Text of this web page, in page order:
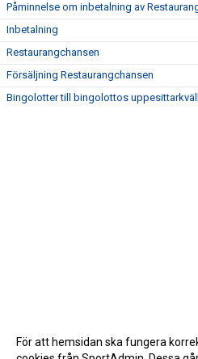
Påminnelse om inbetalning av
Inbetalning
Restaurangchansen
Försäljning Restaurangchansen
Bingolotter till bingolottos
För att hemsidan ska fungera